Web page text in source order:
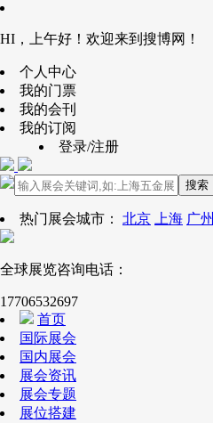
HI，上午好！欢迎来到搜博网！
个人中心
我的门票
我的会刊
我的订阅
登录/注册
搜索
热门展会城市： 北京 上海 广州
全球展览咨询电话：
17706532697
首页
国际展会
国内展会
展会资讯
展会专题
展位搭建